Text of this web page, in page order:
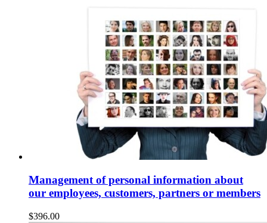
Management of personal information about
our employees, customers, partners or members
$396.00